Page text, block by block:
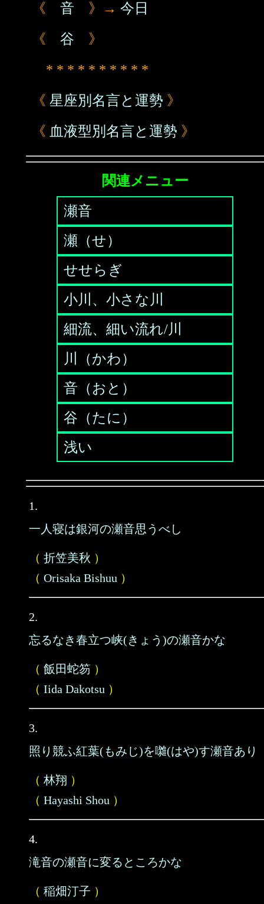
《 音 》→ 今日
《 谷 》
* * * * * * * * * *
《 星座別名言と運勢 》
《 血液型別名言と運勢 》
関連メニュー
瀬音
瀬（せ）
せせらぎ
小川、小さな川
細流、細い流れ/川
川（かわ）
音（おと）
谷（たに）
浅い
1.
一人寝は銀河の瀬音思うべし
（ 折笠美秋 ）
（ Orisaka Bishuu ）
2.
忘るなき春立つ峡(きょう)の瀬音かな
（ 飯田蛇笏 ）
（ Iida Dakotsu ）
3.
照り競ふ紅葉(もみじ)を囃(はや)す瀬音あり
（ 林翔 ）
（ Hayashi Shou ）
4.
滝音の瀬音に変るところかな
（ 稲畑汀子 ）